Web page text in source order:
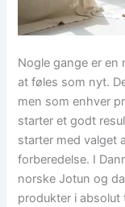
Nogle gange er
at føles som nyt.
men som enhver
starter et godt
starter med valget
forberedelse. I
norske Jotun og
produkter i absolut